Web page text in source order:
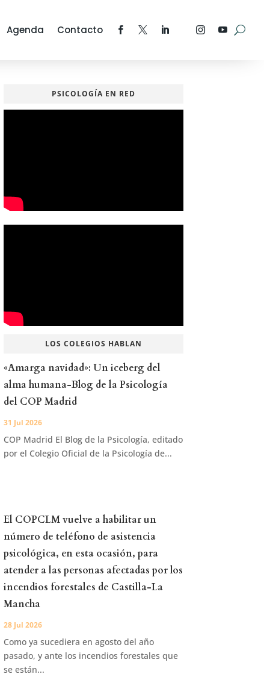
Agenda Contacto
PSICOLOGÍA EN RED
LOS COLEGIOS HABLAN
«Amarga navidad»: Un iceberg del
alma humana-Blog de la Psicología
del COP Madrid
31 Jul 2026
COP Madrid El Blog de la Psicología, editado
por el Colegio Oficial de la Psicología de...
El COPCLM vuelve a habilitar un
número de teléfono de asistencia
psicológica, en esta ocasión, para
atender a las personas afectadas por los
incendios forestales de Castilla-La
Mancha
28 Jul 2026
Como ya sucediera en agosto del año
pasado, y ante los incendios forestales que
se están...